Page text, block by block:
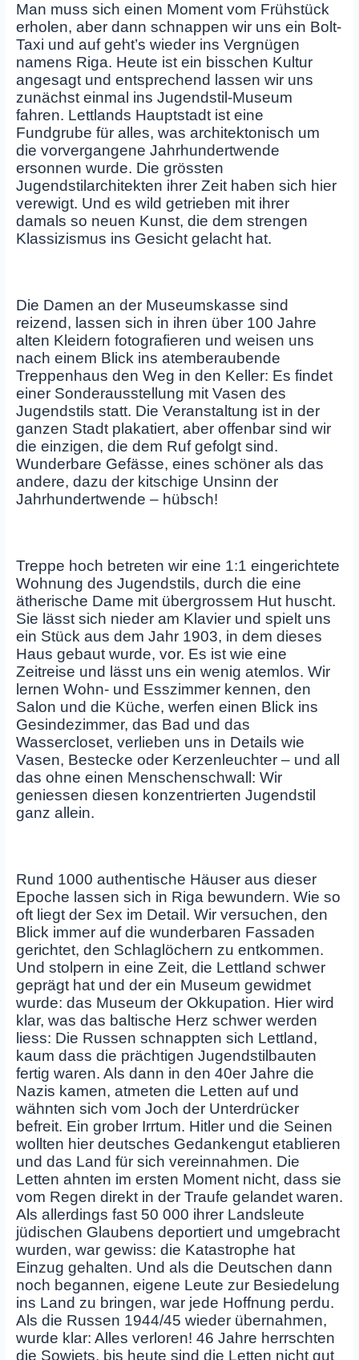
Man muss sich einen Moment vom Frühstück
erholen, aber dann schnappen wir uns ein Bolt-
Taxi und auf geht’s wieder ins Vergnügen
namens Riga. Heute ist ein bisschen Kultur
angesagt und entsprechend lassen wir uns
zunächst einmal ins Jugendstil-Museum
fahren. Lettlands Hauptstadt ist eine
Fundgrube für alles, was architektonisch um
die vorvergangene Jahrhundertwende
ersonnen wurde. Die grössten
Jugendstilarchitekten ihrer Zeit haben sich hier
verewigt. Und es wild getrieben mit ihrer
damals so neuen Kunst, die dem strengen
Klassizismus ins Gesicht gelacht hat.
Die Damen an der Museumskasse sind
reizend, lassen sich in ihren über 100 Jahre
alten Kleidern fotografieren und weisen uns
nach einem Blick ins atemberaubende
Treppenhaus den Weg in den Keller: Es findet
einer Sonderausstellung mit Vasen des
Jugendstils statt. Die Veranstaltung ist in der
ganzen Stadt plakatiert, aber offenbar sind wir
die einzigen, die dem Ruf gefolgt sind.
Wunderbare Gefässe, eines schöner als das
andere, dazu der kitschige Unsinn der
Jahrhundertwende – hübsch!
Treppe hoch betreten wir eine 1:1 eingerichtete
Wohnung des Jugendstils, durch die eine
ätherische Dame mit übergrossem Hut huscht.
Sie lässt sich nieder am Klavier und spielt uns
ein Stück aus dem Jahr 1903, in dem dieses
Haus gebaut wurde, vor. Es ist wie eine
Zeitreise und lässt uns ein wenig atemlos. Wir
lernen Wohn- und Esszimmer kennen, den
Salon und die Küche, werfen einen Blick ins
Gesindezimmer, das Bad und das
Wassercloset, verlieben uns in Details wie
Vasen, Bestecke oder Kerzenleuchter – und all
das ohne einen Menschenschwall: Wir
geniessen diesen konzentrierten Jugendstil
ganz allein.
Rund 1000 authentische Häuser aus dieser
Epoche lassen sich in Riga bewundern. Wie so
oft liegt der Sex im Detail. Wir versuchen, den
Blick immer auf die wunderbaren Fassaden
gerichtet, den Schlaglöchern zu entkommen.
Und stolpern in eine Zeit, die Lettland schwer
geprägt hat und der ein Museum gewidmet
wurde: das Museum der Okkupation. Hier wird
klar, was das baltische Herz schwer werden
liess: Die Russen schnappten sich Lettland,
kaum dass die prächtigen Jugendstilbauten
fertig waren. Als dann in den 40er Jahre die
Nazis kamen, atmeten die Letten auf und
wähnten sich vom Joch der Unterdrücker
befreit. Ein grober Irrtum. Hitler und die Seinen
wollten hier deutsches Gedankengut etablieren
und das Land für sich vereinnahmen. Die
Letten ahnten im ersten Moment nicht, dass sie
vom Regen direkt in der Traufe gelandet waren.
Als allerdings fast 50 000 ihrer Landsleute
jüdischen Glaubens deportiert und umgebracht
wurden, war gewiss: die Katastrophe hat
Einzug gehalten. Und als die Deutschen dann
noch begannen, eigene Leute zur Besiedelung
ins Land zu bringen, war jede Hoffnung perdu.
Als die Russen 1944/45 wieder übernahmen,
wurde klar: Alles verloren! 46 Jahre herrschten
die Sowjets, bis heute sind die Letten nicht gut